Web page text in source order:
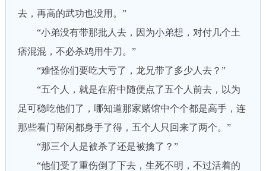
去，再高的武功也没用。”
“小弟没有带那批人去，因为小弟想，对付几个土
痞混混，不必杀鸡用牛刀。”
“难怪你们要吃大亏了，龙兄带了多少人去？”
“五个人，就是在府中随便点了五个人前去，以为
足可稳吃他们了，哪知道那家赌馆中个个都是高手，连
那些看门帮闲都身手了得，五个人只回来了两个。”
“那三个人是被杀了还是被擒了？”
“他们受了重伤倒了下去，生死不明，不过活着的